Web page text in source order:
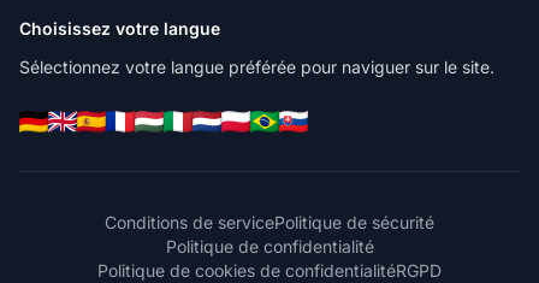
Choisissez votre langue
Sélectionnez votre langue préférée pour naviguer sur le site.
Conditions de servicePolitique de sécurité
Politique de confidentialité
Politique de cookies de confidentialitéRGPD